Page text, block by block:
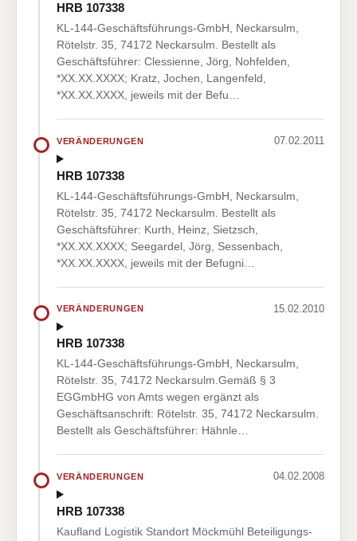
HRB 107338
KL-144-Geschäftsführungs-GmbH, Neckarsulm,
Rötelstr. 35, 74172 Neckarsulm. Bestellt als
Geschäftsführer: Clessienne, Jörg, Nohfelden,
*XX.XX.XXXX; Kratz, Jochen, Langenfeld,
*XX.XX.XXXX, jeweils mit der Befu…
VERÄNDERUNGEN 07.02.2011
HRB 107338
KL-144-Geschäftsführungs-GmbH, Neckarsulm,
Rötelstr. 35, 74172 Neckarsulm. Bestellt als
Geschäftsführer: Kurth, Heinz, Sietzsch,
*XX.XX.XXXX; Seegardel, Jörg, Sessenbach,
*XX.XX.XXXX, jeweils mit der Befugni…
VERÄNDERUNGEN 15.02.2010
HRB 107338
KL-144-Geschäftsführungs-GmbH, Neckarsulm,
Rötelstr. 35, 74172 Neckarsulm.Gemäß § 3
EGGmbHG von Amts wegen ergänzt als
Geschäftsanschrift: Rötelstr. 35, 74172 Neckarsulm.
Bestellt als Geschäftsführer: Hähnle…
VERÄNDERUNGEN 04.02.2008
HRB 107338
Kaufland Logistik Standort Möckmühl Beteiligungs-